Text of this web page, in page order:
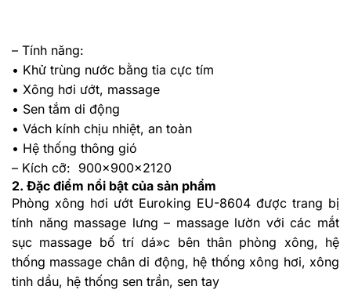
– Tính năng:
• Khử trùng nước bằng tia cực tím
• Xông hơi ướt, massage
• Sen tắm di động
• Vách kính chịu nhiệt, an toàn
• Hệ thống thông gió
– Kích cỡ: 900x900x2120
2. Đặc điểm nổi bật của sản phẩm
Phòng xông hơi ướt Euroking EU-8604 được trang bị
tính năng massage lưng – massage lườn với các mắt
sục massage bố trí dá»c bên thân phòng xông, hệ
thống massage chân di động, hệ thống xông hơi, xông
tinh dầu, hệ thống sen trần, sen tay